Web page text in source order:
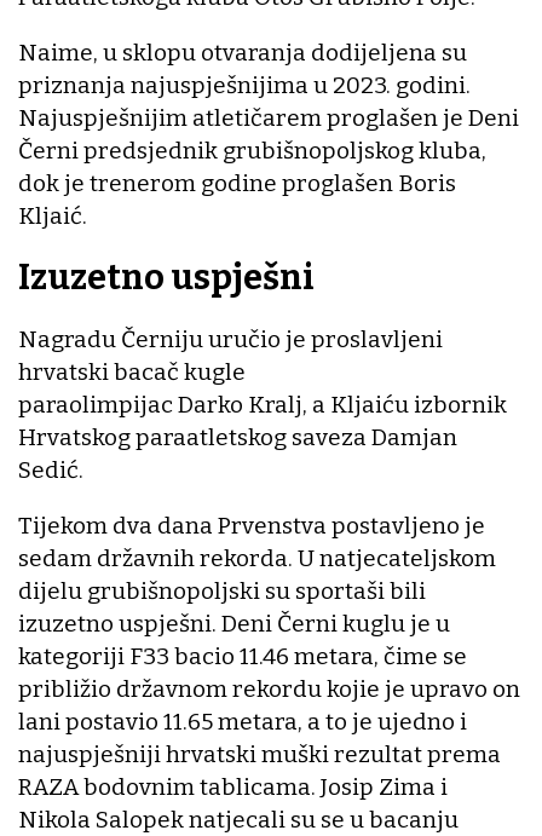
Naime, u sklopu otvaranja dodijeljena su
priznanja najuspješnijima u 2023. godini.
Najuspješnijim atletičarem proglašen je Deni
Černi predsjednik grubišnopoljskog kluba,
dok je trenerom godine proglašen Boris
Kljaić.
Izuzetno uspješni
Nagradu Černiju uručio je proslavljeni
hrvatski bacač kugle
paraolimpijac Darko Kralj, a Kljaiću izbornik
Hrvatskog paraatletskog saveza Damjan
Sedić.
Tijekom dva dana Prvenstva postavljeno je
sedam državnih rekorda. U natjecateljskom
dijelu grubišnopoljski su sportaši bili
izuzetno uspješni. Deni Černi kuglu je u
kategoriji F33 bacio 11.46 metara, čime se
približio državnom rekordu kojie je upravo on
lani postavio 11.65 metara, a to je ujedno i
najuspješniji hrvatski muški rezultat prema
RAZA bodovnim tablicama. Josip Zima i
Nikola Salopek natjecali su se u bacanju